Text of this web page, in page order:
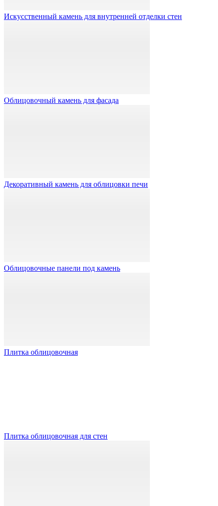
Искусственный камень для внутренней отделки стен
Облицовочный камень для фасада
Декоративный камень для облицовки печи
Облицовочные панели под камень
Плитка облицовочная
Плитка облицовочная для стен